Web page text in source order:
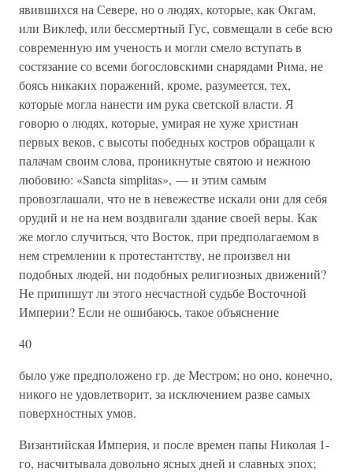
явившихся на Севере, но о людях, которые, как Окгам,
или Виклеф, или бессмертный Гус, совмещали в себе всю
современную им ученость и могли смело вступать в
состязание со всеми богословскими снарядами Рима, не
боясь никаких поражений, кроме, разумеется, тех,
которые могла нанести им рука светской власти. Я
говорю о людях, которые, умирая не хуже христиан
первых веков, с высоты победных костров обращали к
палачам своим слова, проникнутые святою и нежною
любовию: «Sancta simplitas», — и этим самым
провозглашали, что не в невежестве искали они для себя
орудий и не на нем воздвигали здание своей веры. Как
же могло случиться, что Восток, при предполагаемом в
нем стремлении к протестантству, не произвел ни
подобных людей, ни подобных религиозных движений?
Не припишут ли этого несчастной судьбе Восточной
Империи? Если не ошибаюсь, такое объяснение
40
было уже предположено гр. де Местром; но оно, конечно,
никого не удовлетворит, за исключением разве самых
поверхностных умов.
Византийская Империя, и после времен папы Николая 1-
го, насчитывала довольно ясных дней и славных эпох;